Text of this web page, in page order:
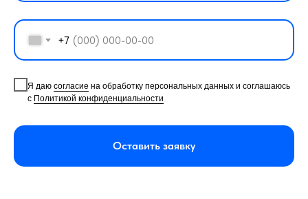
+7
Я даю согласие на обработку персональных данных и соглашаюсь
с Политикой конфиденциальности
Оставить заявку